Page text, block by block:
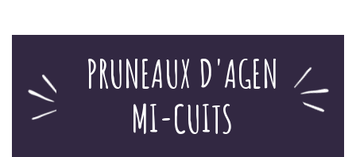
PRUNEAUX D'AGEN
MI-CUITS